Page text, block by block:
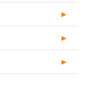
►
►
►